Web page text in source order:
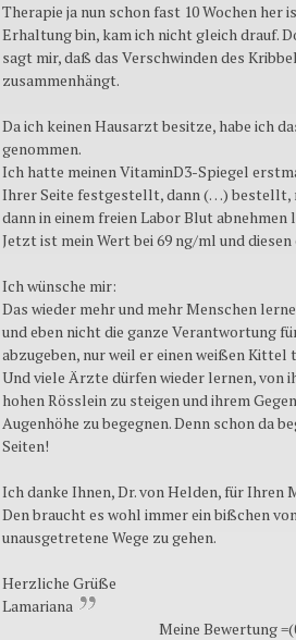
Therapie ja nun schon fast 10 Wochen her
Erhaltung bin, kam ich nicht gleich drauf.
sagt mir, daß das Verschwinden des
zusammenhängt.
Da ich keinen Hausarzt besitze, habe ich
genommen.
Ich hatte meinen VitaminD3-Spiegel
Ihrer Seite festgestellt, dann (…) bestellt,
dann in einem freien Labor Blut abnehmen
Jetzt ist mein Wert bei 69 ng/ml und
Ich wünsche mir:
Das wieder mehr und mehr Menschen
und eben nicht die ganze Verantwortung
abzugeben, nur weil er einen weißen Kittel
Und viele Ärzte dürfen wieder lernen, von
hohen Rösslein zu steigen und ihrem
Augenhöhe zu begegnen. Denn schon da
Seiten!
Ich danke Ihnen, Dr. von Helden, für Ihren
Den braucht es wohl immer ein bißchen
unausgetretene Wege zu gehen.
Herzliche Grüße
Lamariana
Meine Bewertung